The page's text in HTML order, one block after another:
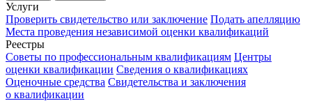
Услуги
Проверить свидетельство или заключение Подать апелляцию
Места проведения независимой оценки квалификаций
Реестры
Советы по профессиональным квалификациям Центры
оценки квалификации Сведения о квалификациях
Оценочные средства Свидетельства и заключения
о квалификации